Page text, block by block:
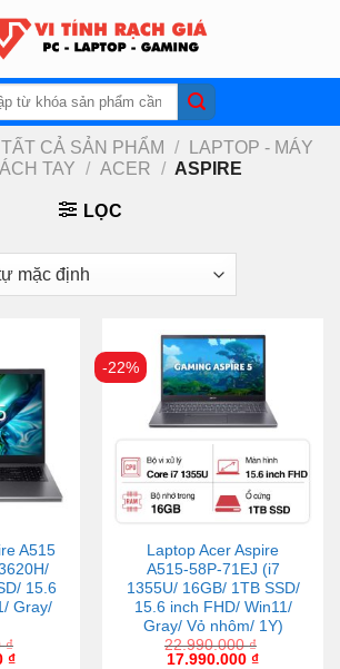
TẤT CẢ SẢN PHẨM /
LAPTOP - MÁY
TAY
/ ACER / ASPIRE
LỌC
A515
15.6
Gray/
₫
₫
-22%
Laptop Acer Aspire
A515-58P-71EJ (i7
1355U/ 16GB/ 1TB SSD/
15.6 inch FHD/ Win11/
Gray/ Vỏ nhôm/ 1Y)
22.990.000₫
17.990.000 ₫